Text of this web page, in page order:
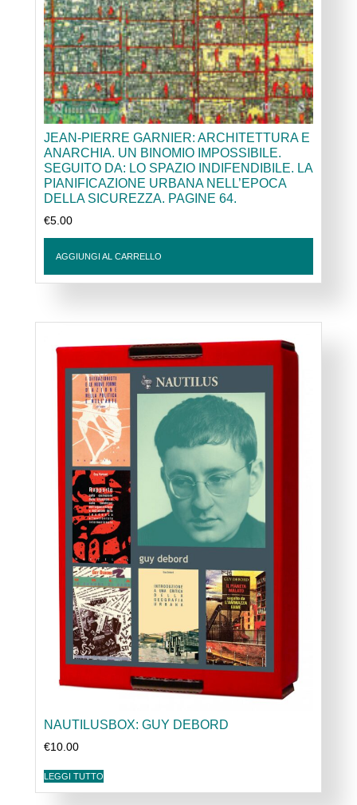
JEAN-PIERRE GARNIER: ARCHITETTURA E
ANARCHIA. UN BINOMIO IMPOSSIBILE.
SEGUITO DA: LO SPAZIO INDIFENDIBILE. LA
PIANIFICAZIONE URBANA NELL’EPOCA
DELLA SICUREZZA. PAGINE 64.
€5.00
AGGIUNGI AL CARRELLO
NAUTILUSBOX: GUY DEBORD
€10.00
LEGGI TUTTO